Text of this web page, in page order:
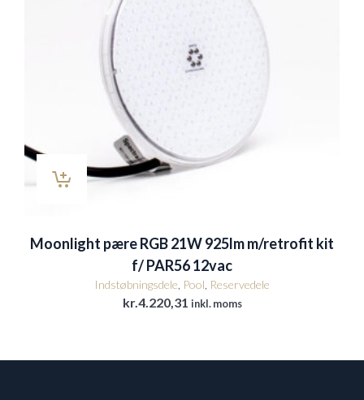
Moonlight pære RGB 21W 925lm m/retrofit kit
f/ PAR56 12vac
Indstøbningsdele Pool Reservedele
kr.4.220,31 inkl. moms